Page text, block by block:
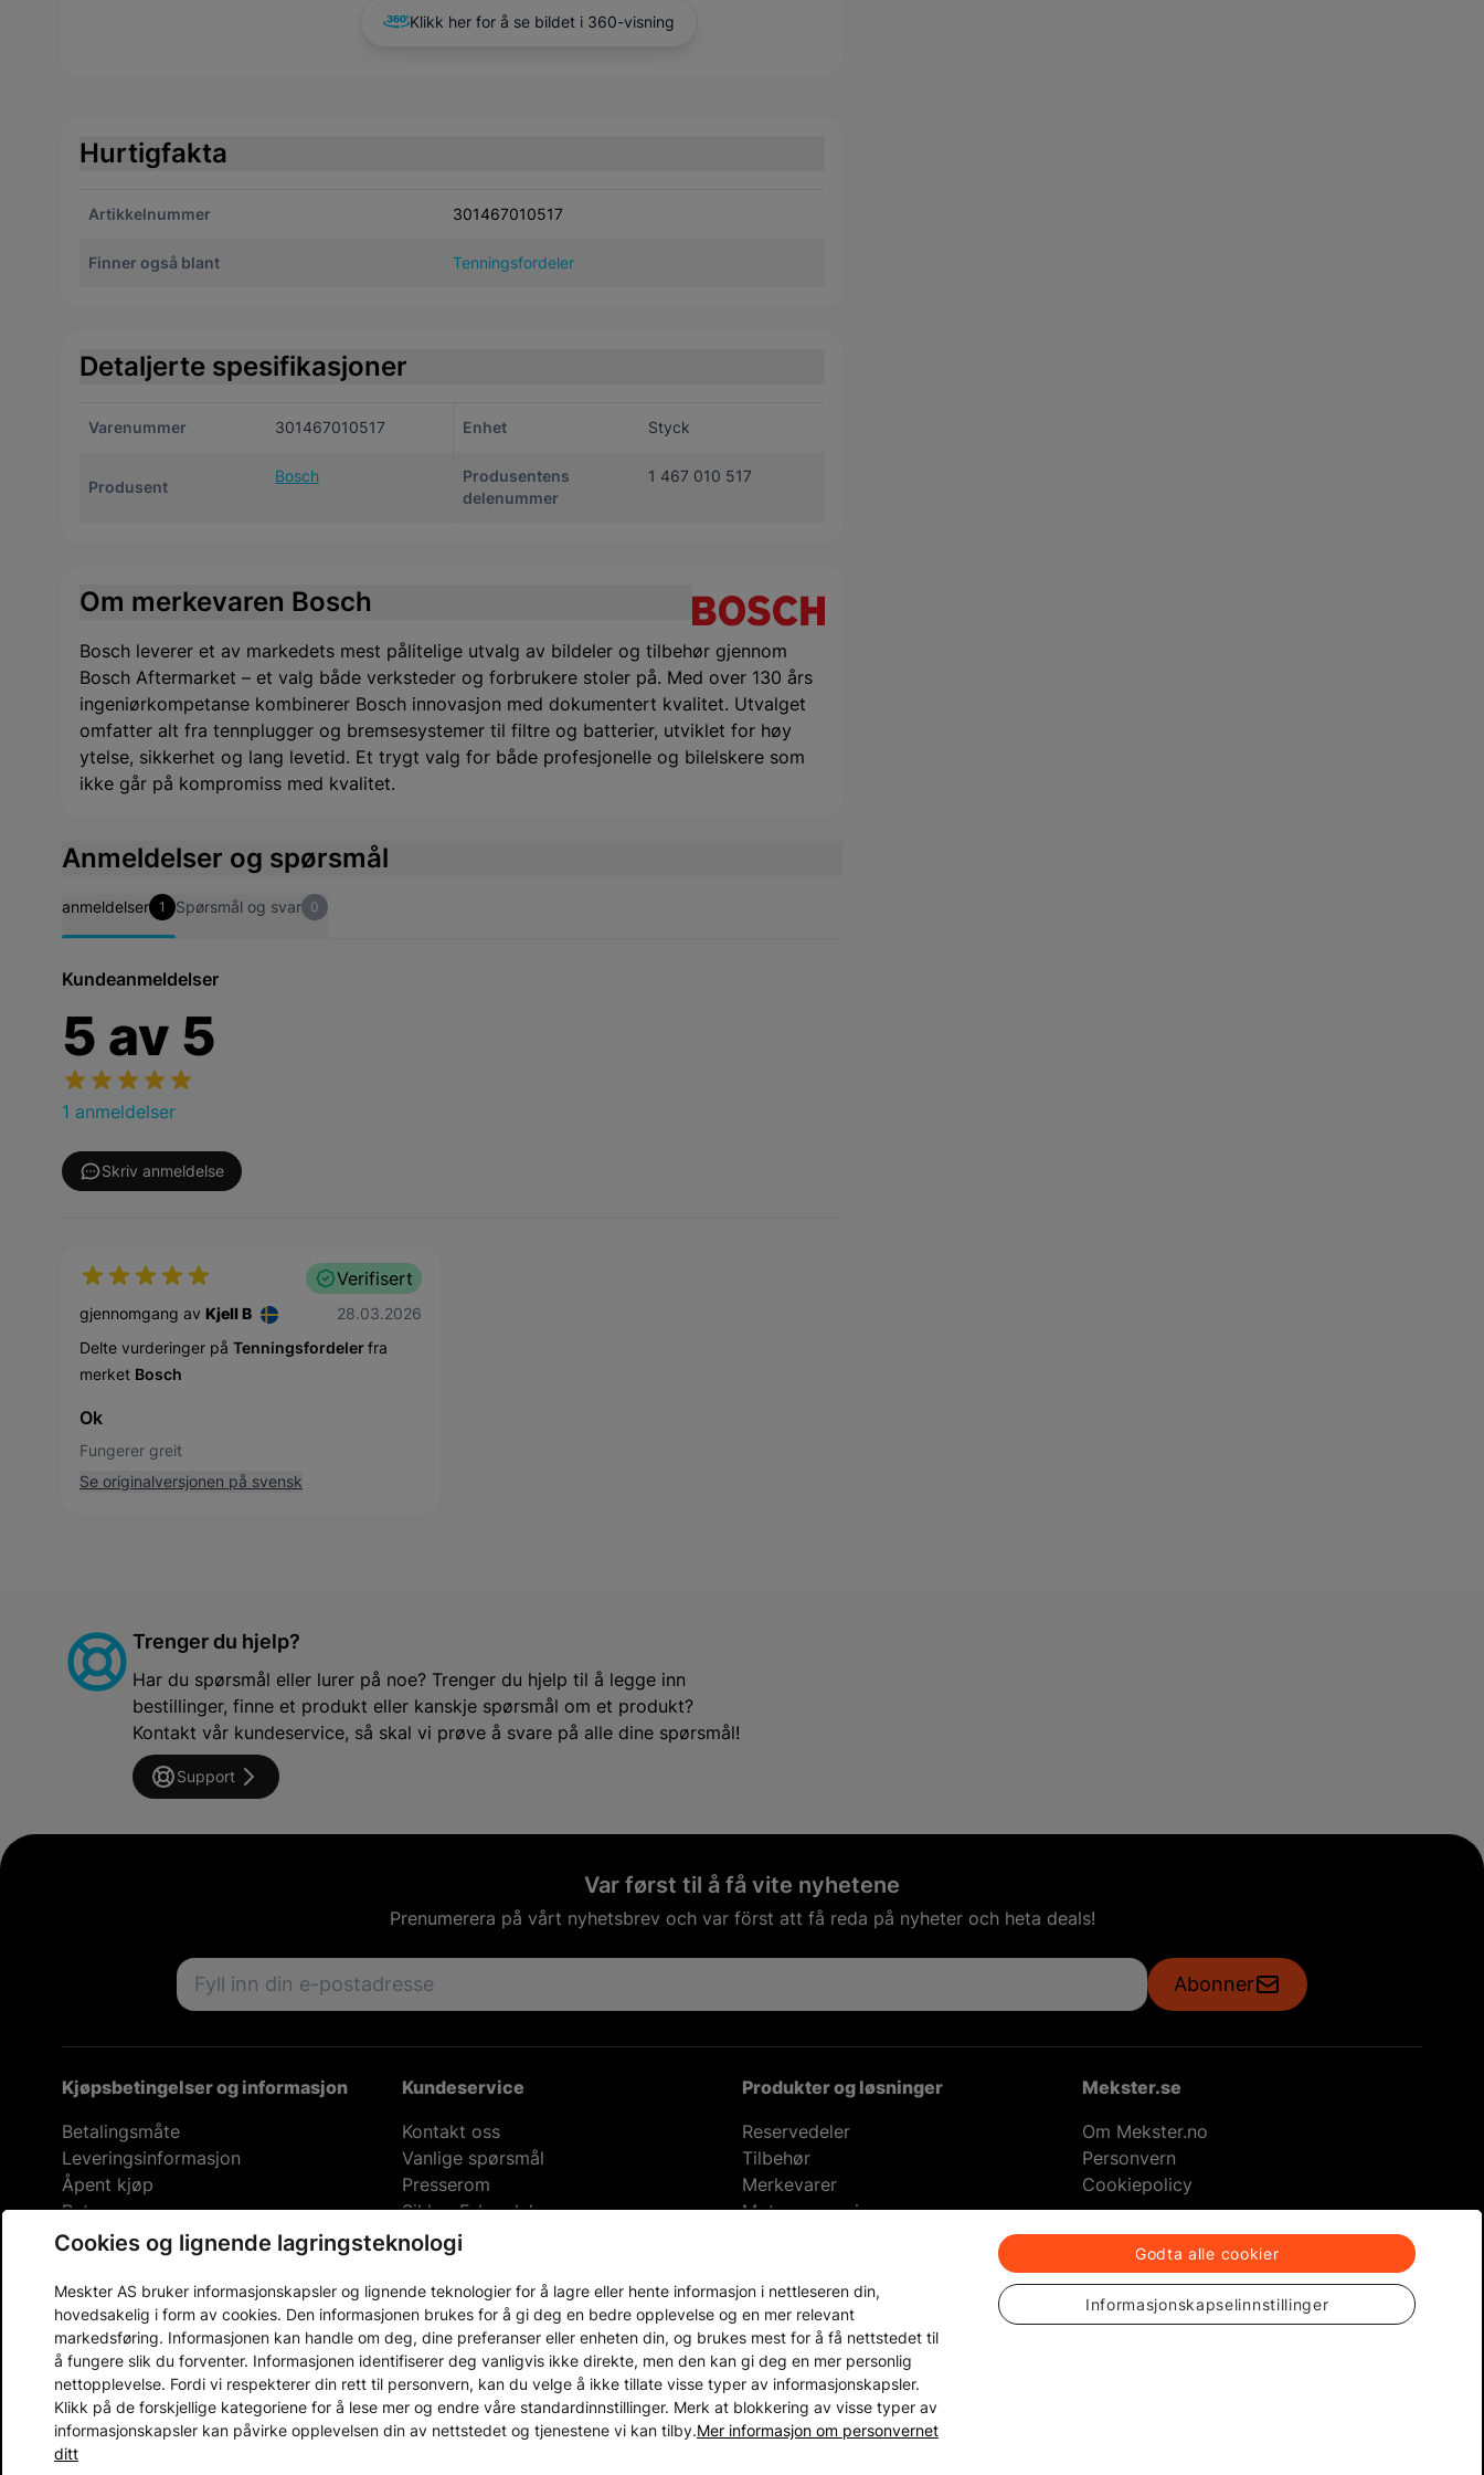
Klikk her for å se bildet i 360-visning
Hurtigfakta
Artikkelnummer 301467010517
Finner også blant Tenningsfordeler
Detaljerte spesifikasjoner
Varenummer 301467010517 Enhet Styck
Produsent
Bosch
Produsentens
delenummer
1 467 010 517
Om merkevaren Bosch
Bosch leverer et av markedets mest pålitelige utvalg av bildeler og tilbehør gjennom
Bosch Aftermarket – et valg både verksteder og forbrukere stoler på. Med over 130 års
ingeniørkompetanse kombinerer Bosch innovasjon med dokumentert kvalitet. Utvalget
omfatter alt fra tennplugger og bremsesystemer til filtre og batterier, utviklet for høy
ytelse, sikkerhet og lang levetid. Et trygt valg for både profesjonelle og bilelskere som
ikke går på kompromiss med kvalitet.
Anmeldelser og spørsmål
anmeldelser 1 Spørsmål og svar 0
Kundeanmeldelser
5 av 5
1 anmeldelser
Skriv anmeldelse
Verifisert
gjennomgang av Kjell B 28. mars 2026
28.03.2026
Delte vurderinger på Tenningsfordelerfra
merket Bosch
Ok
Fungerer greit
Se originalversjonen på svensk
Trenger du hjelp?
Har du spørsmål eller lurer på noe? Trenger du hjelp til å legge inn
bestillinger, finne et produkt eller kanskje spørsmål om et produkt?
Kontakt vår kundeservice, så skal vi prøve å svare på alle dine spørsmål!
Support
Var først til å få vite nyhetene
Prenumerera på vårt nyhetsbrev och var först att få reda på nyheter och heta deals!
Email address
Abonner
Kjøpsbetingelser og informasjon
Betalingsmåte
Leveringsinformasjon
Åpent kjøp
Retur
Kundeservice
Kontakt oss
Vanlige spørsmål
Presserom
Sikker E-handel
Produkter og løsninger
Reservedeler
Tilbehør
Merkevarer
Motor-magasin
Mekster.se
Om Mekster.no
Personvern
Cookiepolicy
Prisgaranti på reservedeler Lager i Sverige 60 dagers åpent kjøp Gratis returer
Cookies og lignende lagringsteknologi
Meskter AS bruker informasjonskapsler og lignende teknologier for å lagre eller hente informasjon i nettleseren din,
hovedsakelig i form av cookies. Den informasjonen brukes for å gi deg en bedre opplevelse og en mer relevant
markedsføring. Informasjonen kan handle om deg, dine preferanser eller enheten din, og brukes mest for å få nettstedet til
å fungere slik du forventer. Informasjonen identifiserer deg vanligvis ikke direkte, men den kan gi deg en mer personlig
nettopplevelse. Fordi vi respekterer din rett til personvern, kan du velge å ikke tillate visse typer av informasjonskapsler.
Klikk på de forskjellige kategoriene for å lese mer og endre våre standardinnstillinger. Merk at blokkering av visse typer av
informasjonskapsler kan påvirke opplevelsen din av nettstedet og tjenestene vi kan tilby.Mer informasjon om personvernet
ditt
Godta alle cookier
Informasjonskapselinnstillinger